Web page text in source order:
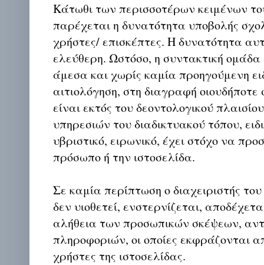
Κάτωθι των περισσοτέρων κειμένων
παρέχεται η δυνατότητα υποβολής
χρήστες/ επισκέπτες. Η δυνατότητα
ελεύθερη. Ωστόσο, η συντακτική
άμεσα και χωρίς καμία προηγούμενη
αιτιολόγηση, στη διαγραφή οιουδήποτε
είναι εκτός του δεοντολογικού
υπηρεσιών του διαδικτυακού τόπου,
υβριστικό, ειρωνικό, έχει στόχο να
πρόσωπο ή την ιστοσελίδα.
Σε καμία περίπτωση ο διαχειριστής
δεν υιοθετεί, ενστερνίζεται,
αλήθεια των προσωπικών σκέψεων,
πληροφοριών, οι οποίες εκφράζονται
χρήστες της ιστοσελίδας.